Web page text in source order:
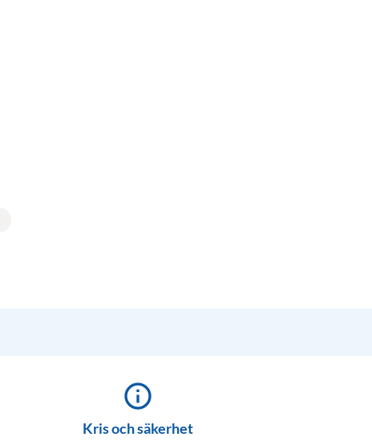
info_outline
Kris och säkerhet